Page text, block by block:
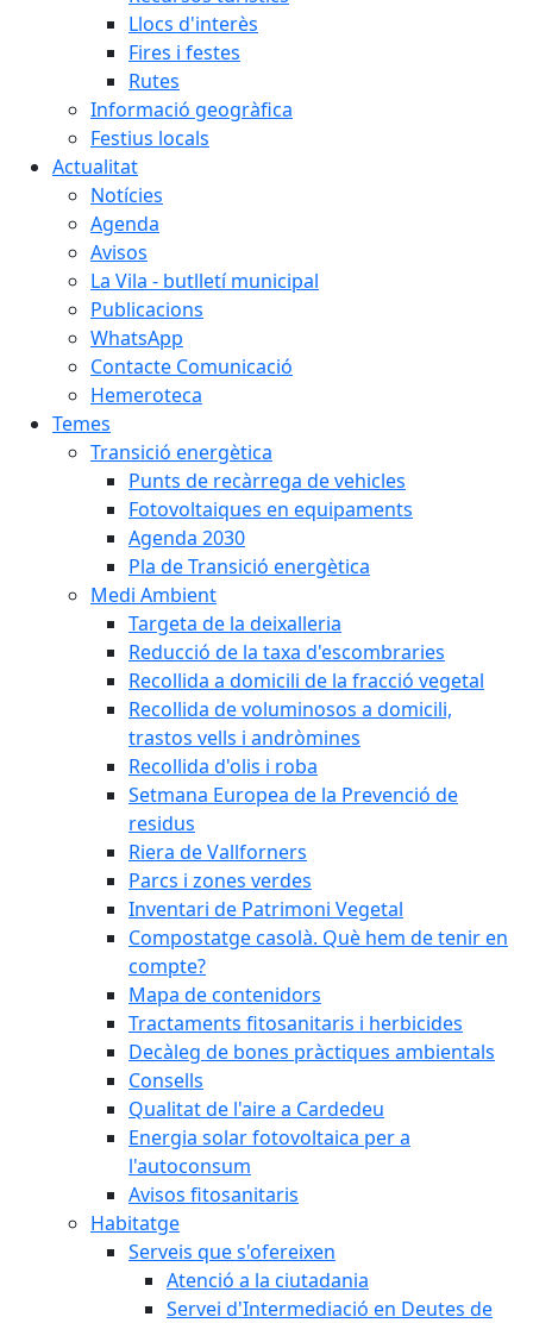
Llocs d'interès
Fires i festes
Rutes
Informació geogràfica
Festius locals
Actualitat
Notícies
Agenda
Avisos
La Vila - butlletí municipal
Publicacions
WhatsApp
Contacte Comunicació
Hemeroteca
Temes
Transició energètica
Punts de recàrrega de vehicles
Fotovoltaiques en equipaments
Agenda 2030
Pla de Transició energètica
Medi Ambient
Targeta de la deixalleria
Reducció de la taxa d'escombraries
Recollida a domicili de la fracció vegetal
Recollida de voluminosos a domicili,
trastos vells i andròmines
Recollida d'olis i roba
Setmana Europea de la Prevenció de
residus
Riera de Vallforners
Parcs i zones verdes
Inventari de Patrimoni Vegetal
Compostatge casolà. Què hem de tenir en
compte?
Mapa de contenidors
Tractaments fitosanitaris i herbicides
Decàleg de bones pràctiques ambientals
Consells
Qualitat de l'aire a Cardedeu
Energia solar fotovoltaica per a
l'autoconsum
Avisos fitosanitaris
Habitatge
Serveis que s'ofereixen
Atenció a la ciutadania
Servei d'Intermediació en Deutes de